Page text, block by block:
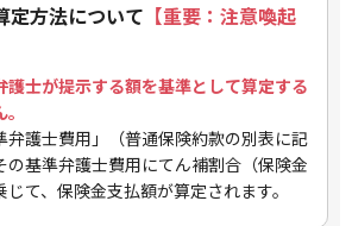
定方法について 【重要：注意喚起
護士が提示する額を基準として算定する
弁護士費用」（普通保険約款の別表に記
の基準弁護士費用にてん補割合（保険金
て、保険金支払額が算定されます。